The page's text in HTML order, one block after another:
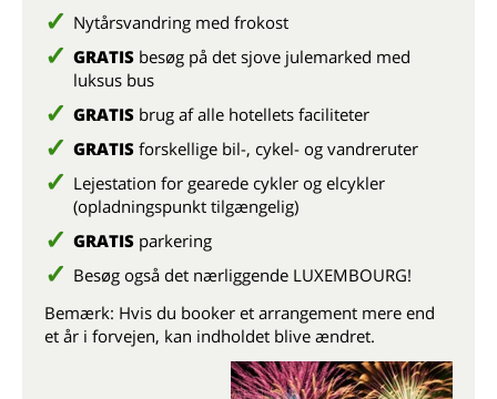
Nytårsvandring med frokost
GRATIS besøg på det sjove julemarked med
luksus bus
GRATIS brug af alle hotellets faciliteter
GRATIS forskellige bil-, cykel- og vandreruter
Lejestation for gearede cykler og elcykler
(opladningspunkt tilgængelig)
GRATIS parkering
Besøg også det nærliggende LUXEMBOURG!
Bemærk: Hvis du booker et arrangement mere end
et år i forvejen, kan indholdet blive ændret.